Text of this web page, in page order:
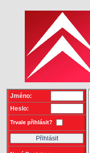
Jméno:
Heslo:
Trvale přihlásit?